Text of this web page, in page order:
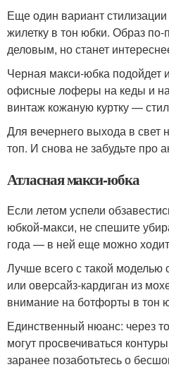
Еще один вариант
жилетку в тон юбки. Образ
деловым, но станет
Черная макси-юбка подойдет
офисные лоферы на кеды и
винтаж кожаную куртку —
Для вечернего выхода в свет
топ. И снова не забудьте про
Атласная макси-юбка
Если летом успели
юбкой-макси, не спешите
года — в ней еще можно
Лучше всего с такой моделью
или оверсайз-кардиган из
внимание на ботфорты в тон
Единственный нюанс: через
могут просвечиваться
заранее позаботьтесь о